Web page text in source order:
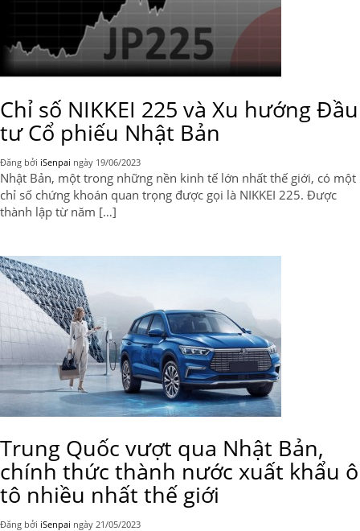
Chỉ số NIKKEI 225 và Xu hướng Đầu
tư Cổ phiếu Nhật Bản
Đăng bởi iSenpai ngày 19/06/2023
Nhật Bản, một trong những nền kinh tế lớn nhất thế giới, có một
chỉ số chứng khoán quan trọng được gọi là NIKKEI 225. Được
thành lập từ năm […]
Trung Quốc vượt qua Nhật Bản,
chính thức thành nước xuất khẩu ô
tô nhiều nhất thế giới
Đăng bởi iSenpai ngày 21/05/2023